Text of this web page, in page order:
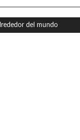
del mundo